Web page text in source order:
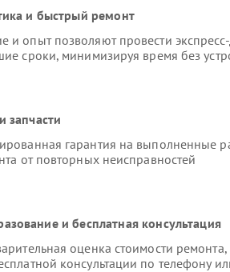
и быстрый ремонт
и опыт позволяют провести экспресс-
сроки, минимизируя время без
запчасти
гарантия на выполненные
от повторных неисправностей
и бесплатная консультация
оценка стоимости ремонта,
консультации по телефону